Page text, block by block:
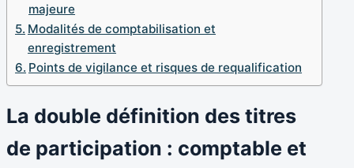
majeure
Modalités de comptabilisation et
enregistrement
Points de vigilance et risques de requalification
La double définition des titres
de participation : comptable et